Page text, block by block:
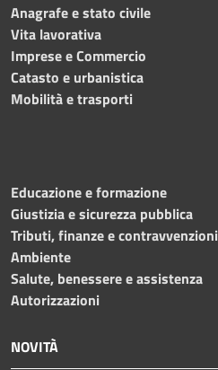
Anagrafe e stato civile
Vita lavorativa
Imprese e Commercio
Catasto e urbanistica
Mobilità e trasporti
Educazione e formazione
Giustizia e sicurezza pubblica
Tributi, finanze e contravvenzioni
Ambiente
Salute, benessere e assistenza
Autorizzazioni
NOVITÀ